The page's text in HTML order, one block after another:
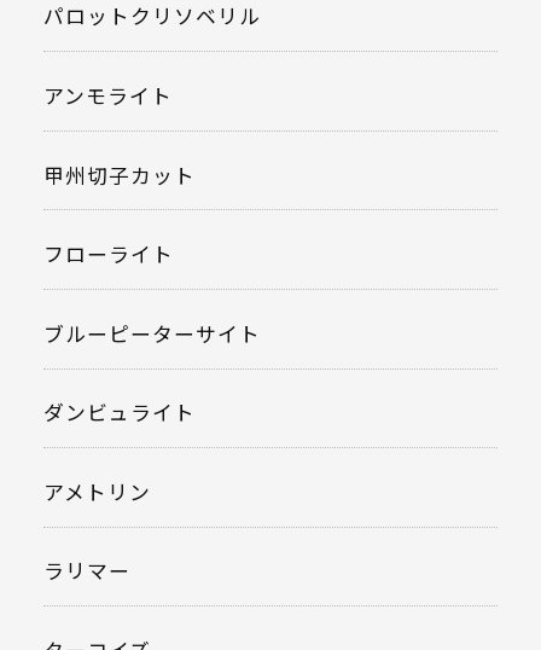
パロットクリソベリル
アンモライト
甲州切子カット
フローライト
ブルーピーターサイト
ダンビュライト
アメトリン
ラリマー